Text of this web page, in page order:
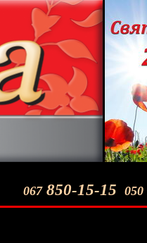
067850-15-15 050